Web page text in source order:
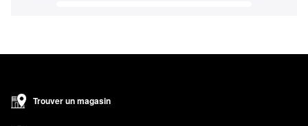
Trouver un magasin